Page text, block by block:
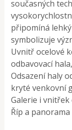
současných
připomíná
symbolizuje
Uvnitř ocelové
odbavovací
Odsazení haly
kryté venkovní
Galerie i
Říp a